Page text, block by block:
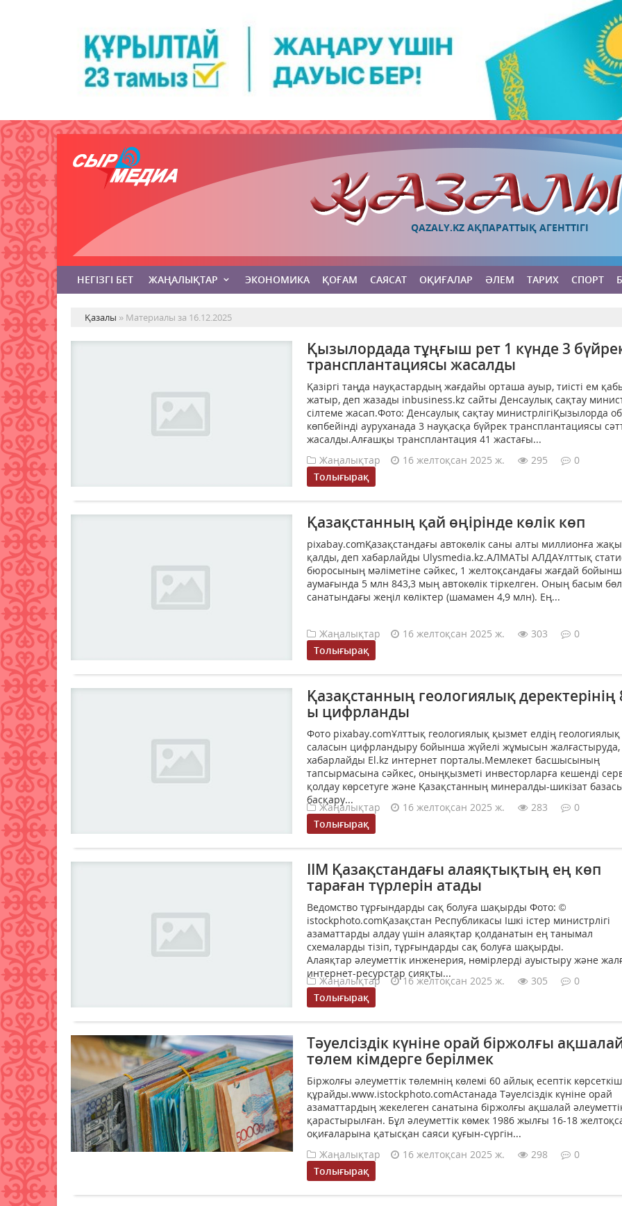
QAZALY.KZ АҚПАРАТТЫҚ АГЕНТТІГІ
НЕГІЗГІ БЕТ ЖАҢАЛЫҚТАР ЭКОНОМИКА ҚОҒАМ САЯСАТ ОҚИҒАЛАР ӘЛЕМ ТАРИХ СПОРТ
Қазалы » Материалы за 16.12.2025
Қызылордада тұңғыш рет 1 күнде 3
трансплантациясы жасалды
Қазіргі таңда науқастардың жағдайы орташа ауыр, тиісті ем
жатыр, деп жазады inbusiness.kz сайты Денсаулық сақтау
сілтеме жасап.Фото: Денсаулық сақтау министрлігіҚызылорда
көпбейінді ауруханада 3 науқасқа бүйрек трансплантациясы
жасалды.Алғашқы трансплантация 41 жастағы...
Жаңалықтар
16 желтоқсан 2025 ж. 295
0
Толығырақ
Қазақстанның қай өңірінде көлік көп
pixabay.comҚазақстандағы автокөлік саны алты миллионға
қалды, деп хабарлайды Ulysmedia.kz.АЛМАТЫ АЛДАҰлттық
бюросының мәліметіне сәйкес, 1 желтоқсандағы жағдай
аумағында 5 млн 843,3 мың автокөлік тіркелген. Оның басым
санатындағы жеңіл көліктер (шамамен 4,9 млн). Ең...
Жаңалықтар 16 желтоқсан 2025 ж. 303
0
Толығырақ
Қазақстанның геологиялық деректерінің
ы цифрланды
Фото pixabay.comҰлттық геологиялық қызмет елдің геологиялық
саласын цифрландыру бойынша жүйелі жұмысын жалғастыруда,
хабарлайды El.kz интернет порталы.Мемлекет басшысының
тапсырмасына сәйкес, оныңқызметі инвесторларға кешенді
қолдау көрсетуге және Қазақстанның минералды-шикізат
басқару...
Жаңалықтар 16 желтоқсан 2025 ж. 283
0
Толығырақ
ІІМ Қазақстандағы алаяқтықтың ең көп
тараған түрлерін атады
Ведомство тұрғындарды сақ болуға шақырды Фото: ©
istockphoto.comҚазақстан Республикасы Ішкі істер министрлігі
азаматтарды алдау үшін алаяқтар қолданатын ең танымал
схемаларды тізіп, тұрғындарды сақ болуға шақырды.
Алаяқтар әлеуметтік инженерия, нөмірлерді ауыстыру және
интернет-ресурстар сияқты...
Жаңалықтар 16 желтоқсан 2025 ж. 305
0
Толығырақ
Тәуелсіздік күніне орай біржолғы
төлем кімдерге берілмек
Біржолғы әлеуметтік төлемнің көлемі 60 айлық есептік
құрайды.www.istockphoto.comАстанада Тәуелсіздік күніне орай
азаматтардың жекелеген санатына біржолғы ақшалай
қарастырылған. Бұл әлеуметтік көмек 1986 жылғы 16-18
оқиғаларына қатысқан саяси қуғын-сүргін...
Жаңалықтар
16 желтоқсан 2025 ж. 298
0
Толығырақ